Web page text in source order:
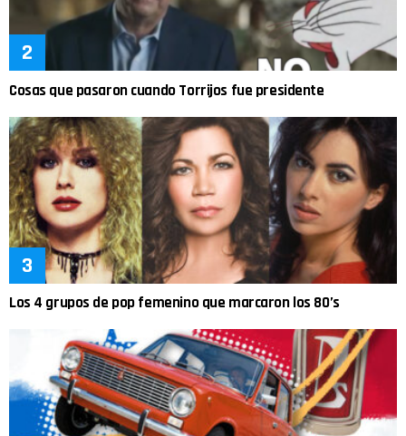
Cosas que pasaron cuando Torrijos fue presidente
Los 4 grupos de pop femenino que marcaron los 80’s